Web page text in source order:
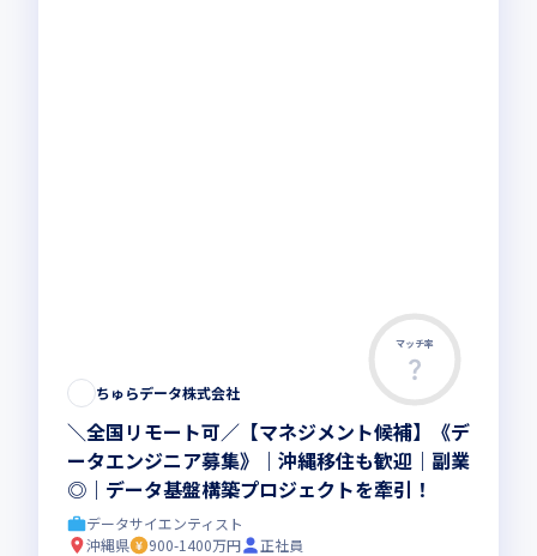
マッチ率
ちゅらデータ株式会社
＼全国リモート可／【マネジメント候補】《デ
ータエンジニア募集》｜沖縄移住も歓迎｜副業
◎｜データ基盤構築プロジェクトを牽引！
データサイエンティスト
沖縄県
900-1400万円
正社員